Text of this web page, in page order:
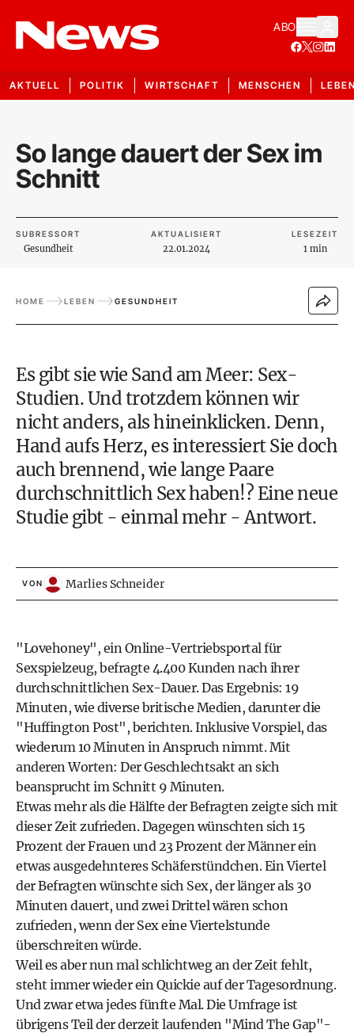
ABO
AKTUELL POLITIK WIRTSCHAFT MENSCHEN
So lange dauert der Sex im
Schnitt
SUBRESSORT
Gesundheit
AKTUALISIERT
22.01.2024
LESEZEIT
1 min
HOME LEBEN GESUNDHEIT
Es gibt sie wie Sand am Meer: Sex-
Studien. Und trotzdem können wir
nicht anders, als hineinklicken. Denn,
Hand aufs Herz, es interessiert Sie doch
auch brennend, wie lange Paare
durchschnittlich Sex haben!? Eine neue
Studie gibt - einmal mehr - Antwort.
VON Marlies Schneider
"Lovehoney", ein Online-Vertriebsportal für
Sexspielzeug, befragte 4.400 Kunden nach ihrer
durchschnittlichen Sex-Dauer. Das Ergebnis: 19
Minuten, wie diverse britische Medien, darunter die
"Huffington Post", berichten. Inklusive Vorspiel, das
wiederum 10 Minuten in Anspruch nimmt. Mit
anderen Worten: Der Geschlechtsakt an sich
beansprucht im Schnitt 9 Minuten.
Etwas mehr als die Hälfte der Befragten zeigte sich mit
dieser Zeit zufrieden. Dagegen wünschten sich 15
Prozent der Frauen und 23 Prozent der Männer ein
etwas ausgedehnteres Schäferstündchen. Ein Viertel
der Befragten wünschte sich Sex, der länger als 30
Minuten dauert, und zwei Drittel wären schon
zufrieden, wenn der Sex eine Viertelstunde
überschreiten würde.
Weil es aber nun mal schlichtweg an der Zeit fehlt,
steht immer wieder ein Quickie auf der Tagesordnung.
Und zwar etwa jedes fünfte Mal. Die Umfrage ist
übrigens Teil der derzeit laufenden "Mind The Gap"-